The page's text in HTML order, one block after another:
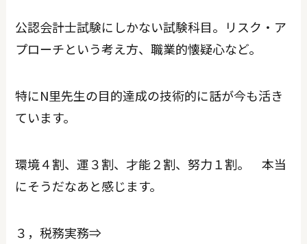
公認会計士試験にしかない試験科目。リスク・ア
プローチという考え方、職業的懐疑心など。
特にN里先生の目的達成の技術的に話が今も活き
ています。
環境４割、運３割、才能２割、努力１割。 本当
にそうだなあと感じます。
３，税務実務⇒